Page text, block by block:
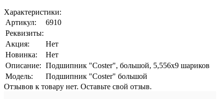
Характеристики:
Артикул:
6910
Реквизиты:
Акция:
Нет
Новинка:
Нет
Описание: Подшипник "Coster", большой, 5,556x9 шариков
Модель:
Подшипник "Coster" большой
Отзывов к товару нет. Оставьте свой отзыв.